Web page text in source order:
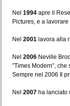
Nel 1994 apre il
Pictures, e a
Nel 2001 lavora alla
Nel 2006 Neville
”Times Modern”,
Sempre nel 2006 Il
Nel 2007 ha lanciato